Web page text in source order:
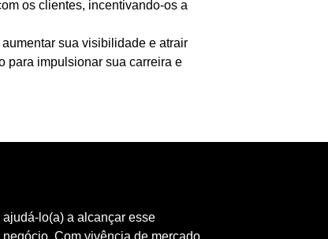
os clientes, incentivando-os a
sua visibilidade e atrair
para impulsionar sua carreira e
lo(a) a alcançar esse
Com vivência de mercado